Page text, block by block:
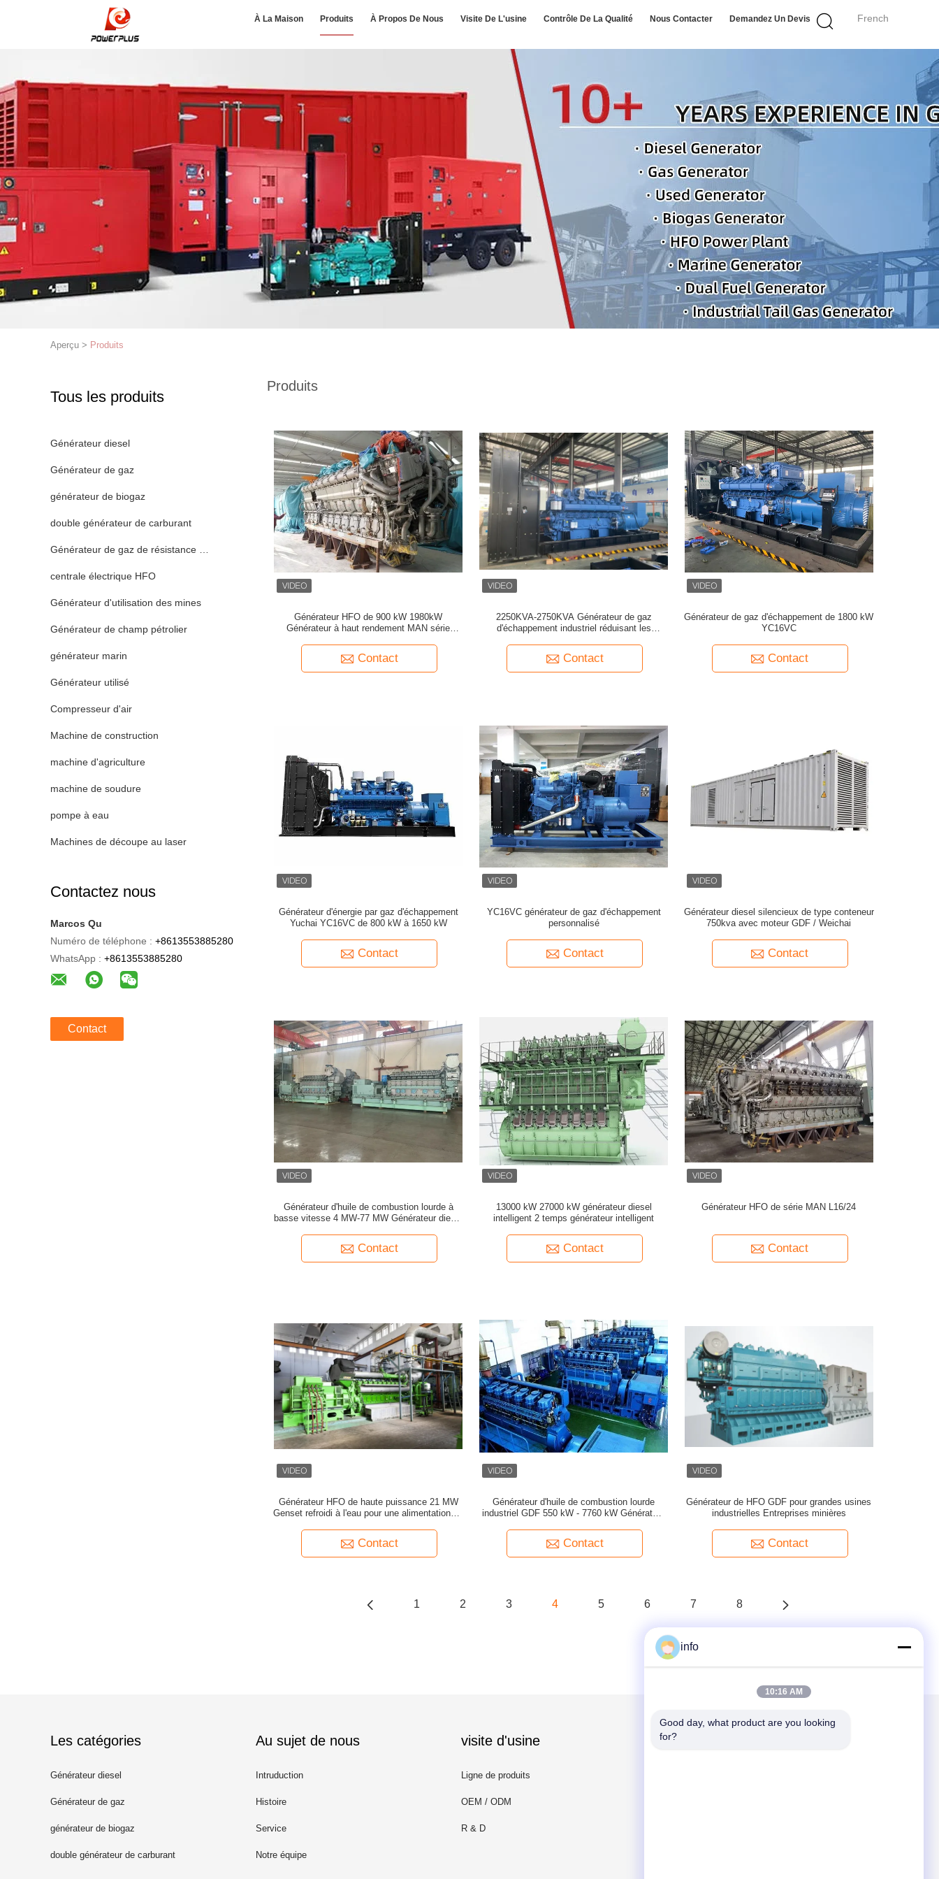
French
À La Maison Produits À Propos De Nous Visite De L'usine Contrôle De La Qualité Nous Contacter Demandez Un Devis
Aperçu > Produits
Tous les produits
Générateur diesel
Générateur de gaz
générateur de biogaz
double générateur de carburant
Générateur de gaz de résistance industriel
centrale électrique HFO
Générateur d'utilisation des mines
Générateur de champ pétrolier
générateur marin
Générateur utilisé
Compresseur d'air
Machine de construction
machine d'agriculture
machine de soudure
pompe à eau
Machines de découpe au laser
Contactez nous
Marcos Qu
Numéro de téléphone : +8613553885280
WhatsApp : +8613553885280
Contact
Produits
Générateur HFO de 900 kW 1980kW
Générateur à haut rendement MAN série
Contact
2250KVA-2750KVA Générateur de gaz
d'échappement industriel réduisant les
Contact
Générateur de gaz d'échappement de 1800 kW
YC16VC
Contact
Générateur d'énergie par gaz d'échappement
Yuchai YC16VC de 800 kW à 1650 kW
Contact
YC16VC générateur de gaz d'échappement
personnalisé
Contact
Générateur diesel silencieux de type conteneur
750kva avec moteur GDF / Weichai
Contact
Générateur d'huile de combustion lourde à
basse vitesse 4 MW-77 MW Générateur diesel
Contact
13000 kW 27000 kW générateur diesel
intelligent 2 temps générateur intelligent
Contact
Générateur HFO de série MAN L16/24
Contact
Générateur HFO de haute puissance 21 MW
Genset refroidi à l'eau pour une alimentation en
Contact
Générateur d'huile de combustion lourde
industriel GDF 550 kW - 7760 kW Générateur
Contact
Générateur de HFO GDF pour grandes usines
industrielles Entreprises minières
Contact
1 2 3 4 5 6 7 8
Les catégories
Générateur diesel
Générateur de gaz
générateur de biogaz
double générateur de carburant
Au sujet de nous
Intruduction
Histoire
Service
Notre équipe
visite d'usine
Ligne de produits
OEM / ODM
R & D
Mail nous
info
10:16 AM
Good day, what product are you looking
for?